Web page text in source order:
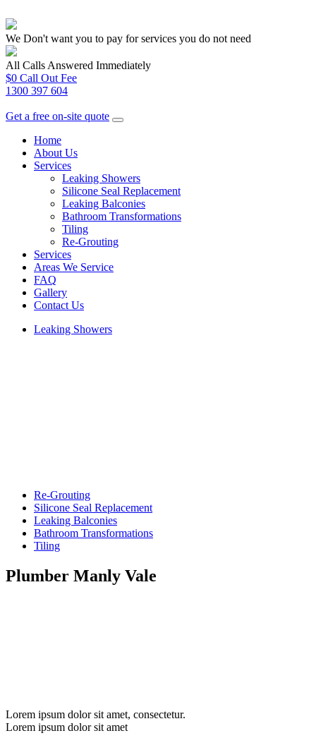
We Don't want you to pay for services you do not need
All Calls Answered Immediately
$0 Call Out Fee
1300 397 604
Get a free on-site quote
Home
About Us
Services
Leaking Showers
Silicone Seal Replacement
Leaking Balconies
Bathroom Transformations
Tiling
Re-Grouting
Services
Areas We Service
FAQ
Gallery
Contact Us
Leaking Showers
Re-Grouting
Silicone Seal Replacement
Leaking Balconies
Bathroom Transformations
Tiling
Plumber Manly Vale
Lorem ipsum dolor sit amet, consectetur.
Lorem ipsum dolor sit amet